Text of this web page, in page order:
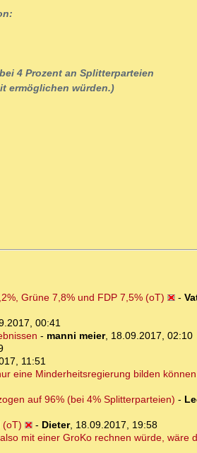
4 Prozent an Splitterparteien
ermöglichen würden.)
Grüne 7,8% und FDP 7,5% (oT)
-
00:41
- manni meier, 18.09.2017, 02:10
11:51
eine Minderheitsregierung bilden können
auf 96% (bei 4% Splitterparteien) -
(oT)
- Dieter, 18.09.2017, 19:58
mit einer GroKo rechnen würde, wäre